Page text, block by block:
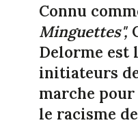
Connu
Minguettes",
Delorme est
initiateurs
marche
le racisme